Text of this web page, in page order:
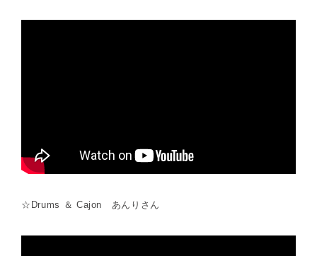
☆Drums ＆ Cajon あんりさん